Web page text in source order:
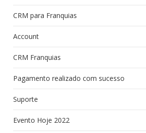
CRM para Franquias
Account
CRM Franquias
Pagamento realizado com sucesso
Suporte
Evento Hoje 2022